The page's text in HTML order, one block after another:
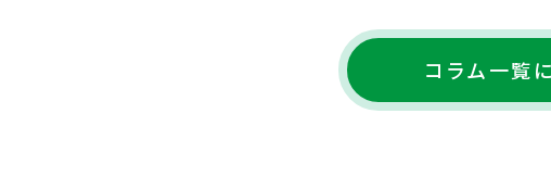
コラム一覧